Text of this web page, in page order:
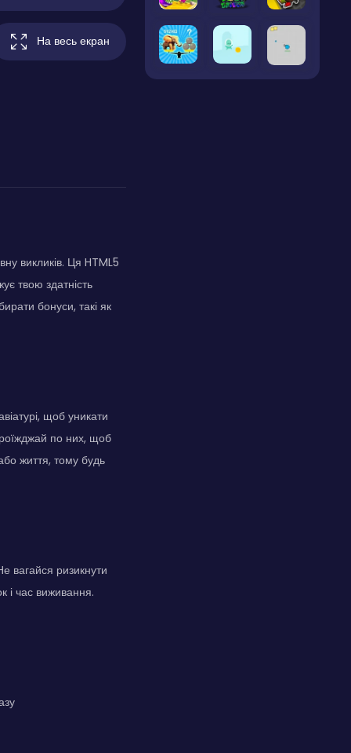
На весь екран
викликів. Ця HTML5
твою здатність
бонуси, такі як
щоб уникати
по них, щоб
життя, тому будь
вагайся ризикнути
і час виживання.